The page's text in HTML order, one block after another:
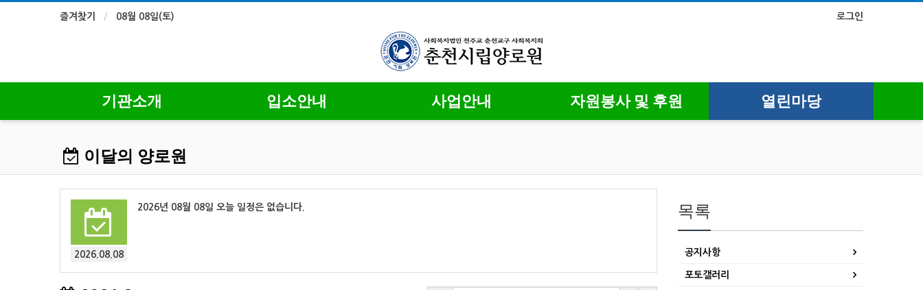
즐겨찾기 08월 08일(토) 로그인
기관소개 입소안내 사업안내 자원봉사 및 후원 열린마당
이달의 양로원
2026.08.08
2026년 08월 08일 오늘 일정은 없습니다. 목록
공지사항
포토갤러리